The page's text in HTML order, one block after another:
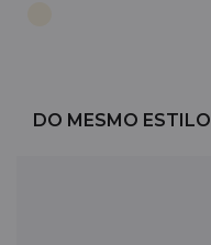
DO MESMO ESTILO